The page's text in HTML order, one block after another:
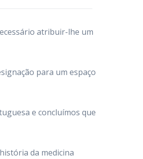
atribuir-lhe um
para um espaço
e concluímos que
da medicina